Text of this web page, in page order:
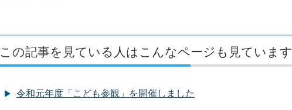
この記事を見ている人はこんなページも見ています
令和元年度「こども参観」を開催しました